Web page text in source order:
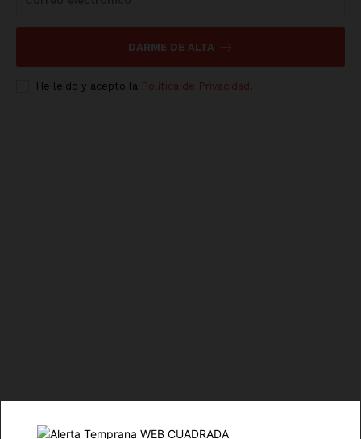
SUSCRÍBETE AHORA
DARME DE ALTA
He leído y acepto la Política de Privacidad .